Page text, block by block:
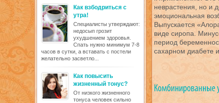
Как взбодриться с
утра!
Специалисты утверждают:
недосып грозит
ухудшением здоровья.
Спать нужно минимум 7-8
часов в сутки, а вставать с постели
желательно засветло...
Как повысить
жизненный тонус?
От низкого жизненного
тонуса человек сильно
неврастения, но и
эмоциональная
Выпускается
виде сиропа.
период
сахарном диабете